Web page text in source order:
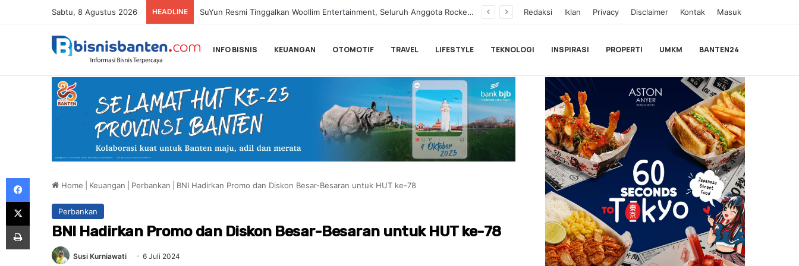
Sabtu, 8 Agustus 2026 HEADLINE Paula Verhoeven Tegaskan Syuting Bukan Kewajiban Anak Redaksi Iklan Privacy Disclaimer Kontak Masuk
INFO BISNIS KEUANGAN OTOMOTIF TRAVEL LIFESTYLE TEKNOLOGI INSPIRASI PROPERTI UMKM BANTEN24
Home Keuangan Perbankan BNI Hadirkan Promo dan Diskon Besar-Besaran untuk HUT ke-78
Perbankan
BNI Hadirkan Promo dan Diskon Besar-Besaran untuk HUT ke-78
Susi Kurniawati 6 Juli 2024